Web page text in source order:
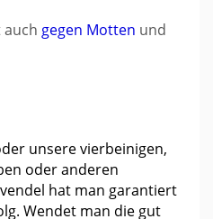
auch gegen Motten und
unsere vierbeinigen,
oder anderen
hat man garantiert
Wendet man die gut